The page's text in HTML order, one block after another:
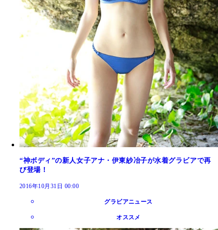
“神ボディ”の新人女子アナ・伊東紗冶子が水着グラビアで再
び登場！
2016年10月31日 00:00
グラビアニュース
オススメ